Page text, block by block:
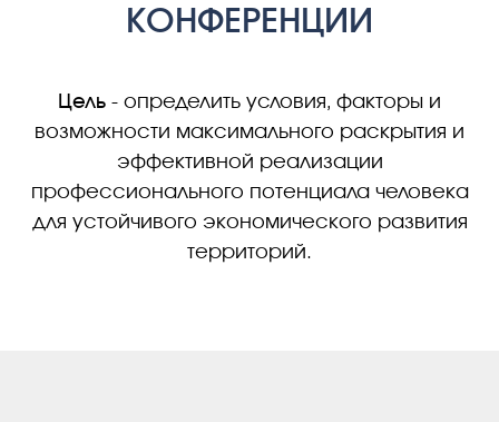
КОНФЕРЕНЦИИ
Цель - определить условия, факторы и
возможности максимального раскрытия и
эффективной реализации
профессионального потенциала человека
для устойчивого экономического развития
территорий.